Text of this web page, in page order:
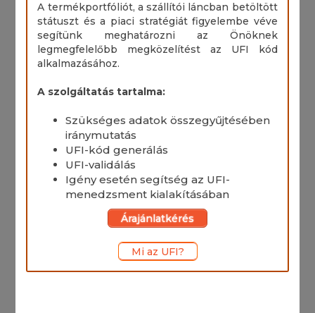
A termékportfóliót, a szállítói láncban betöltött
státuszt és a piaci stratégiát figyelembe véve
segítünk meghatározni az Önöknek
legmegfelelőbb megközelítést az UFI kód
alkalmazásához.
A szolgáltatás tartalma:
Szükséges adatok összegyűjtésében
iránymutatás
UFI-kód generálás
UFI-validálás
Igény esetén segítség az UFI-
menedzsment kialakításában
Árajánlatkérés
Mi az UFI?